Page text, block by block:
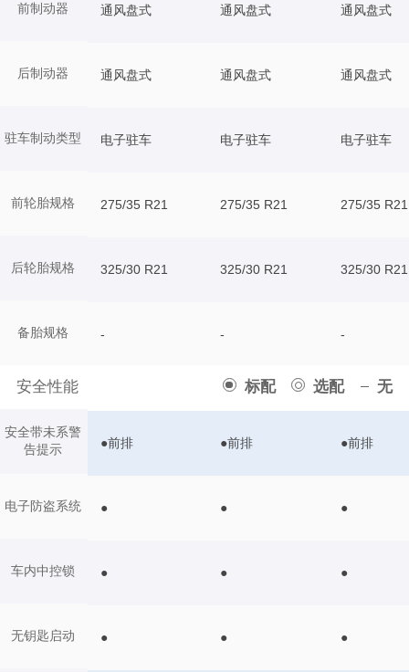
前制动器
后制动器
驻车制动类型
前轮胎规格
后轮胎规格
备胎规格
安全性能 标配 选配 无
安全带未系警
告提示
电子防盗系统
车内中控锁
无钥匙启动
通风盘式 通风盘式 通风盘式
通风盘式 通风盘式 通风盘式
电子驻车 电子驻车 电子驻车
275/35 R21 275/35 R21 275/35 R21
325/30 R21 325/30 R21 325/30 R21
- - -
●前排 ●前排 ●前排
● ● ●
● ● ●
● ● ●